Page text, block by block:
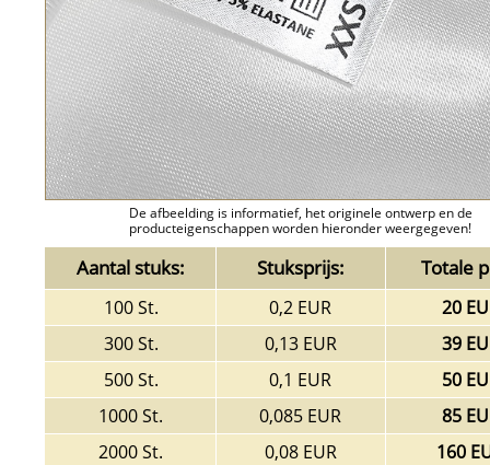
De afbeelding is informatief, het originele ontwerp en de
producteigenschappen worden hieronder weergegeven!
Aantal stuks: Stuksprijs: Totale
100 St. 0,2 EUR
20
300 St.
0,13 EUR
39
500 St.
0,1 EUR
50
1000 St.
0,085 EUR
85
2000 St.
0,08 EUR
160